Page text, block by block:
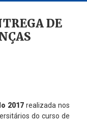
DE
2017 realizada nos
do curso de